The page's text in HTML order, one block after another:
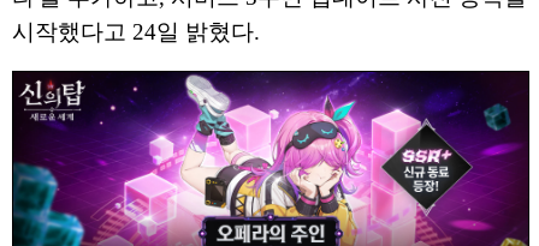
시작했다고 24일 밝혔다.